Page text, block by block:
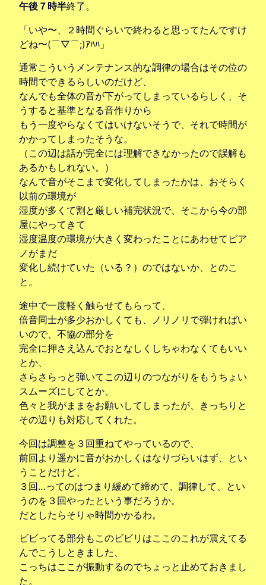
午後７時半終了。
「いや〜、２時間ぐらいで終わると思ってたんですけ
どね〜(⌒▽⌒;)ｱﾊﾊ」
通常こういうメンテナンス的な調律の場合はその位の
時間でできるらしいのだけど、
なんでも全体の音が下がってしまっているらしく、そ
うすると基準となる音作りから
もう一度やらなくてはいけないそうで、それで時間が
かかってしまったそうな。
（この辺は話が完全には理解できなかったので誤解も
あるかもしれない。）
なんで音がそこまで変化してしまったかは、おそらく
以前の環境が
湿度が多くて割と厳しい補完状況で、そこから今の部
屋にやってきて
湿度温度の環境が大きく変わったことにあわせてピア
ノがまだ
変化し続けていた（いる？）のではないか、とのこ
と。
途中で一度軽く触らせてもらって、
倍音同士が多少おかしくても、ノリノリで弾ければい
いので、不協の部分を
完全に押さえ込んでおとなしくしちゃわなくてもいい
とか、
さらさらっと弾いてこの辺りのつながりをもうちょい
スムーズにしてとか、
色々と我がままをお願いしてしまったが、きっちりと
その辺りも対応してくれた。
今回は調整を３回重ねてやっているので、
前回より遥かに音がおかしくはなりづらいはず、とい
うことだけど、
３回…ってのはつまり緩めて締めて、調律して、とい
うのを３回やったという事だろうか。
だとしたらそりゃ時間かかるわ。
ビビってる部分もこのビビリはここのこれが震えてる
んでこうしときました、
こっちはここが振動するのでちょっと止めておきまし
た。